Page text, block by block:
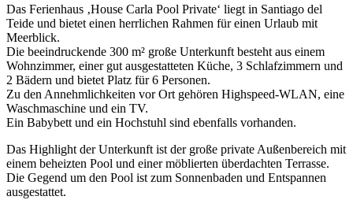
Das Ferienhaus ‚House Carla Pool Private‘ liegt in Santiago del
Teide und bietet einen herrlichen Rahmen für einen Urlaub mit
Meerblick.
Die beeindruckende 300 m² große Unterkunft besteht aus einem
Wohnzimmer, einer gut ausgestatteten Küche, 3 Schlafzimmern und
2 Bädern und bietet Platz für 6 Personen.
Zu den Annehmlichkeiten vor Ort gehören Highspeed-WLAN, eine
Waschmaschine und ein TV.
Ein Babybett und ein Hochstuhl sind ebenfalls vorhanden.
Das Highlight der Unterkunft ist der große private Außenbereich mit
einem beheizten Pool und einer möblierten überdachten Terrasse.
Die Gegend um den Pool ist zum Sonnenbaden und Entspannen
ausgestattet.